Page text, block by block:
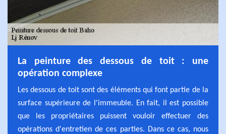
La peinture des dessous de toit : une
opération complexe
Les dessous de toit sont des éléments qui font partie de la
surface supérieure de l'immeuble. En fait, il est possible
que les propriétaires puissent vouloir effectuer des
opérations d'entretien de ces parties. Dans ce cas, nous